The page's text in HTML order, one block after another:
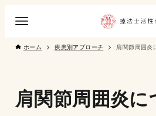
ホーム 疾患別アプローチ 肩関節周囲炎
肩関節周囲炎